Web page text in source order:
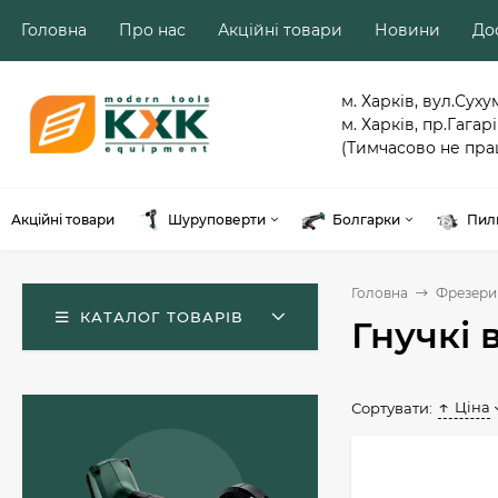
Головна Про нас Акційні товари Новини
м. Харків,
м. Харків,
(Тимчасово не
Акційні товари Шуруповерти Болгарки
Головна Фрезери
Гнучкі
Сортувати: Ціна
КАТАЛОГ ТОВАРІВ
Акумуляторний